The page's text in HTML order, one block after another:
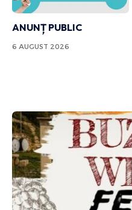
ANUNȚ PUBLIC
6 AUGUST 2026